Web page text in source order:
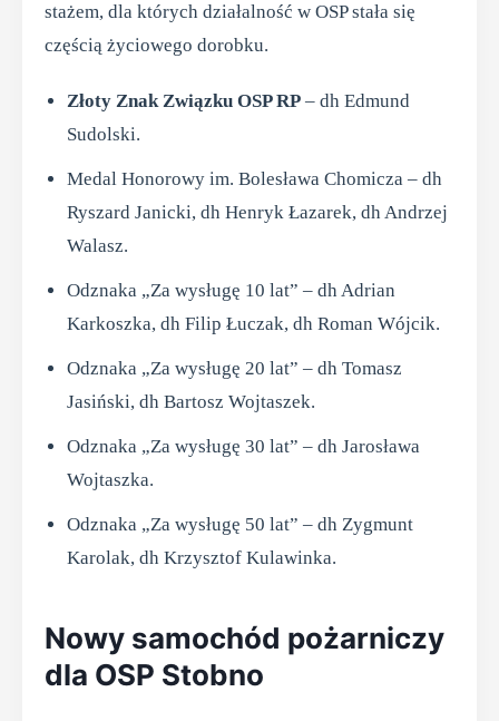
stażem, dla których działalność w OSP stała się
częścią życiowego dorobku.
Złoty Znak Związku OSP RP – dh Edmund
Sudolski.
Medal Honorowy im. Bolesława Chomicza – dh
Ryszard Janicki, dh Henryk Łazarek, dh Andrzej
Walasz.
Odznaka „Za wysługę 10 lat” – dh Adrian
Karkoszka, dh Filip Łuczak, dh Roman Wójcik.
Odznaka „Za wysługę 20 lat” – dh Tomasz
Jasiński, dh Bartosz Wojtaszek.
Odznaka „Za wysługę 30 lat” – dh Jarosława
Wojtaszka.
Odznaka „Za wysługę 50 lat” – dh Zygmunt
Karolak, dh Krzysztof Kulawinka.
Nowy samochód pożarniczy
dla OSP Stobno